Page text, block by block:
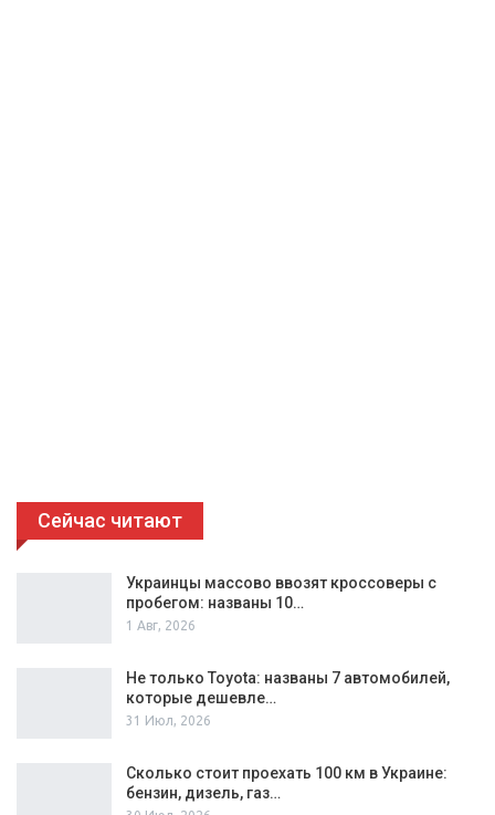
Сейчас читают
Украинцы массово ввозят кроссоверы с
пробегом: названы 10…
1 Авг, 2026
Не только Toyota: названы 7 автомобилей,
которые дешевле…
31 Июл, 2026
Сколько стоит проехать 100 км в Украине:
бензин, дизель, газ…